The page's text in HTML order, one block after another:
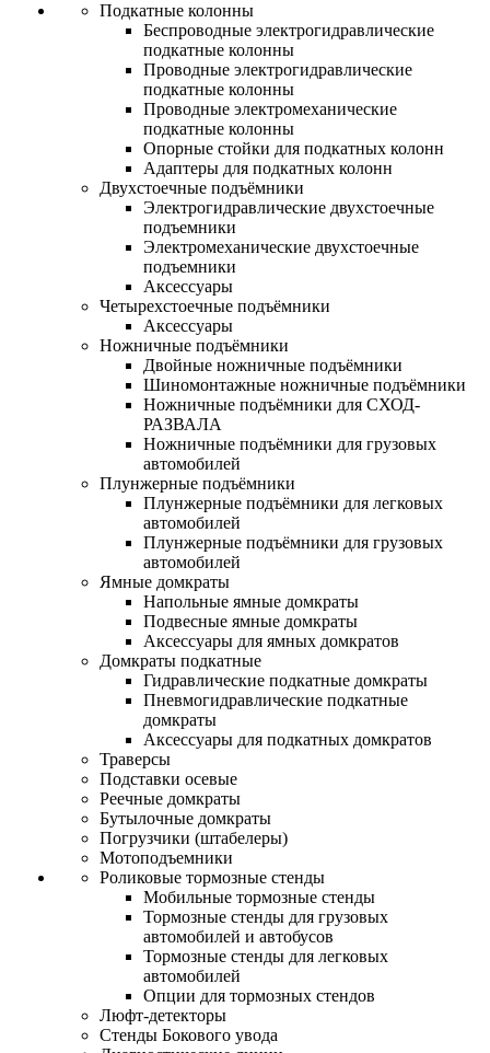
Подкатные колонны
Беспроводные электрогидравлические
подкатные колонны
Проводные электрогидравлические
подкатные колонны
Проводные электромеханические
подкатные колонны
Опорные стойки для подкатных колонн
Адаптеры для подкатных колонн
Двухстоечные подъёмники
Электрогидравлические двухстоечные
подъемники
Электромеханические двухстоечные
подъемники
Аксессуары
Четырехстоечные подъёмники
Аксессуары
Ножничные подъёмники
Двойные ножничные подъёмники
Шиномонтажные ножничные подъёмники
Ножничные подъёмники для СХОД-
РАЗВАЛА
Ножничные подъёмники для грузовых
автомобилей
Плунжерные подъёмники
Плунжерные подъёмники для легковых
автомобилей
Плунжерные подъёмники для грузовых
автомобилей
Ямные домкраты
Напольные ямные домкраты
Подвесные ямные домкраты
Аксессуары для ямных домкратов
Домкраты подкатные
Гидравлические подкатные домкраты
Пневмогидравлические подкатные
домкраты
Аксессуары для подкатных домкратов
Траверсы
Подставки осевые
Реечные домкраты
Бутылочные домкраты
Погрузчики (штабелеры)
Мотоподъемники
Роликовые тормозные стенды
Мобильные тормозные стенды
Тормозные стенды для грузовых
автомобилей и автобусов
Тормозные стенды для легковых
автомобилей
Опции для тормозных стендов
Люфт-детекторы
Стенды Бокового увода